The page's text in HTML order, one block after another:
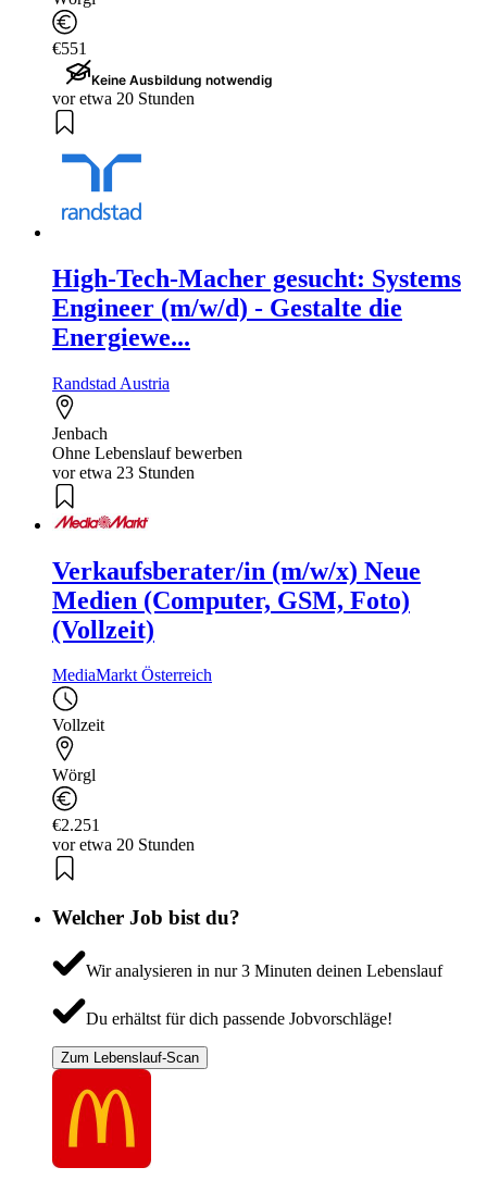
€551
Keine Ausbildung notwendig
vor etwa 20 Stunden
High-Tech-Macher gesucht: Systems
Engineer (m/w/d) - Gestalte die
Energiewe...
Randstad Austria
Jenbach
Ohne Lebenslauf bewerben
vor etwa 23 Stunden
Verkaufsberater/in (m/w/x) Neue
Medien (Computer, GSM, Foto)
(Vollzeit)
MediaMarkt Österreich
Vollzeit
Wörgl
€2.251
vor etwa 20 Stunden
Welcher Job bist du?
Wir analysieren in nur 3 Minuten deinen Lebenslauf
Du erhältst für dich passende Jobvorschläge!
Zum Lebenslauf-Scan